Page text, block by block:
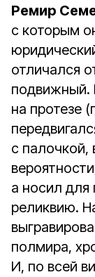
Ремир
с которым
отличался
подвижный.
на протезе
с палочкой,
а носил для
реликвию.
полмира,
И, по всей